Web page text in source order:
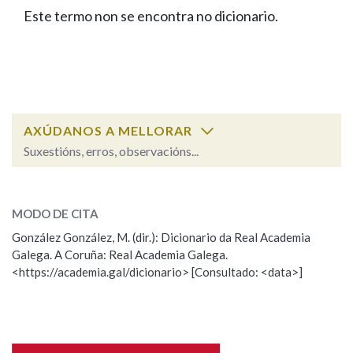
FIGURAS HOMENAXEADAS
PORTAL DAS PALABRAS
Facebook
TwitterYoutubeInstagram
Bluesky
BUSCAR NOS LEMAS
Remata por
BUSCAR NO CONTIDO
Nas definicións
Este termo non se encontra no dicionario.
AXÚDANOS A MELLORAR
Suxestións, erros, observacións...
Observación
Nome
MODO DE CITA
González González, M. (dir.): Dicionario da Real Academia
Galega. A Coruña: Real Academia Galega.
<https://academia.gal/dicionario> [Consultado: <data>]